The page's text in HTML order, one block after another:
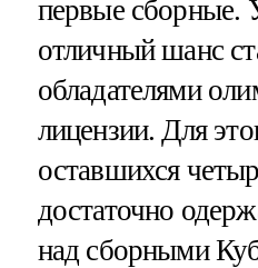
первые сборные.
отличный шанс
обладателями
лицензии. Для
оставшихся
достаточно
над сборными